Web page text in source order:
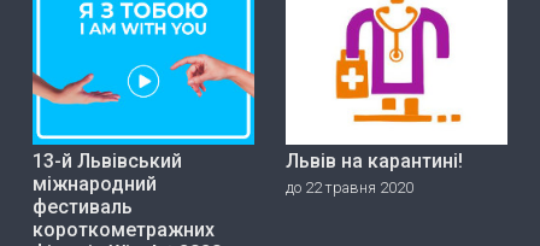
13-й Львівський
міжнародний
фестиваль
короткометражних
Львів на карантині!
до 22 травня 2020